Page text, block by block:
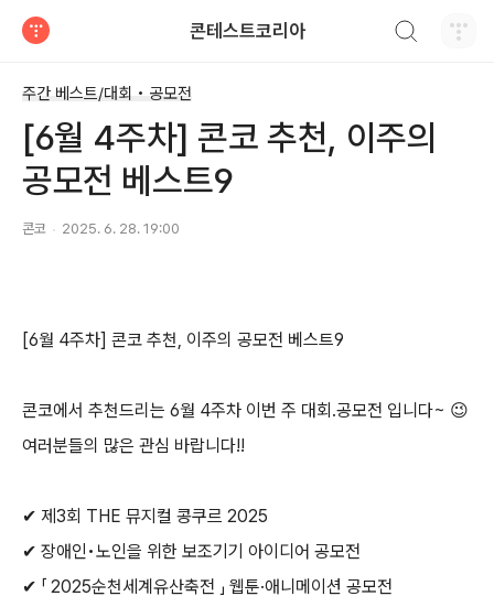
콘테스트코리아
주간 베스트/대회 • 공모전
[6월 4주차] 콘코 추천, 이주의
공모전 베스트9
콘코 2025. 6. 28. 19:00
[6월 4주차] 콘코 추천, 이주의 공모전 베스트9
콘코에서 추천드리는 6월 4주차 이번 주 대회 .공모전 입니다~ 😉
여러분들의 많은 관심 바랍니다!!
✔ 제 3회 THE 뮤지컬 콩쿠르 2025
✔ 장애인•노인을 위한 보조기기 아이디어 공모전
✔ 「 2025순천세계유산축전 」 웹툰·애니메이션 공모전